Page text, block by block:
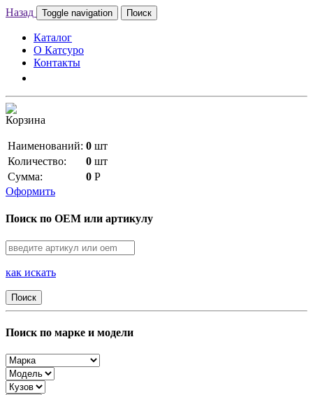
Назад Toggle navigation Поиск
Каталог
О Катсуро
Контакты
Корзина
Наименований: 0 шт
Количество:
0 шт
Сумма:
0 Р
Оформить
Поиск по OEM или артикулу
как искать
Поиск
Поиск по марке и модели